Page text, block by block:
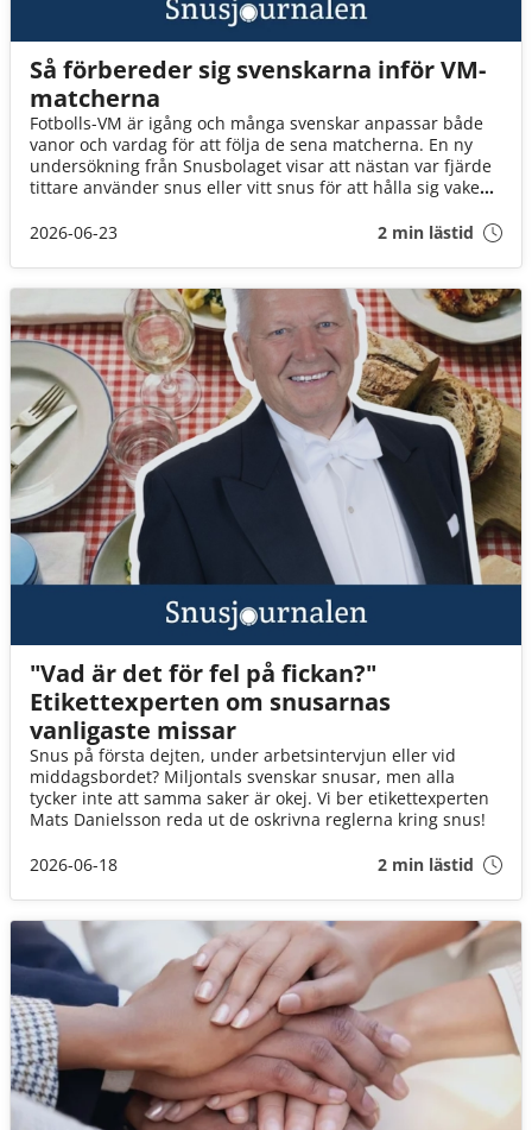
Så förbereder sig svenskarna inför VM-
matcherna
Fotbolls-VM är igång och många svenskar anpassar både
vanor och vardag för att följa de sena matcherna. En ny
undersökning från Snusbolaget visar att nästan var fjärde
tittare använder snus eller vitt snus för att hålla sig vaken,
populära uppladdningarna inför mästerskapet.
2026-06-23 2 min lästid
"Vad är det för fel på fickan?"
Etikettexperten om snusarnas
vanligaste missar
Snus på första dejten, under arbetsintervjun eller vid
middagsbordet? Miljontals svenskar snusar, men alla
tycker inte att samma saker är okej. Vi ber etikettexperten
Mats Danielsson reda ut de oskrivna reglerna kring snus!
2026-06-18
2 min lästid